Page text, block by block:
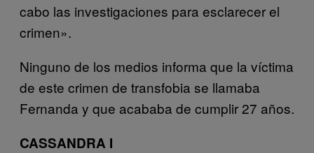
cabo las investigaciones para esclarecer el
crimen».
Ninguno de los medios informa que la víctima
de este crimen de transfobia se llamaba
Fernanda y que acababa de cumplir 27 años.
CASSANDRA I